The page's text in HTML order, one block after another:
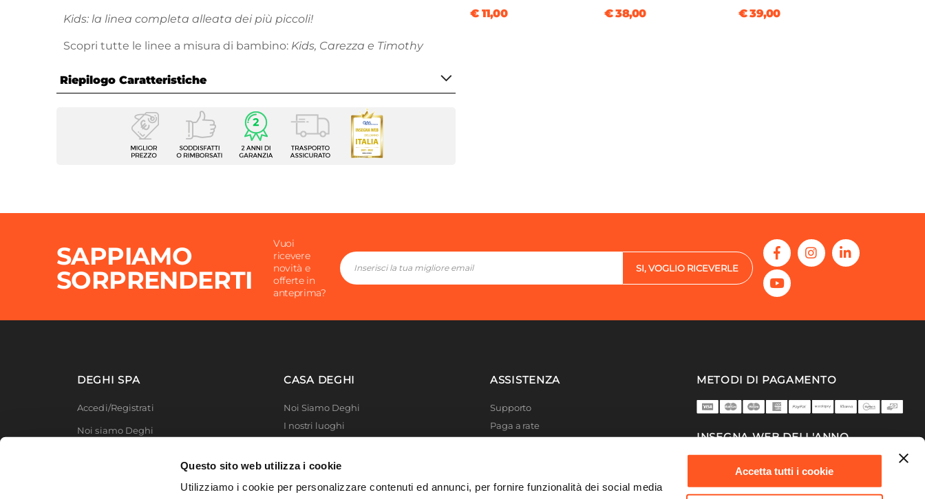
Questo sito web utilizza i cookie
Utilizziamo i cookie per personalizzare contenuti ed annunci, per fornire funzionalità dei social media
Accetta tutti i cookie
Kids: la linea completa alleata dei più piccoli!
Scopri tutte le linee a misura di bambino: Kids, Carezza e Timothy
Riepilogo Caratteristiche
Caratteristiche
Cuscino
Beige
Caratteristiche
Con frange
€ 11,00 € 38,00 € 39,00
SAPPIAMO
SORPRENDERTI
Vuoi
ricevere
novità e
offerte in
anteprima?
SI, VOGLIO RICEVERLE
DEGHI SPA
Accedi/Registrati
Noi siamo Deghi
CASA DEGHI
Noi Siamo Deghi
I nostri luoghi
MFT - La produzione
ASSISTENZA
Supporto
Paga a rate
METODI DI PAGAMENTO
INSEGNA WEB DELL'ANNO